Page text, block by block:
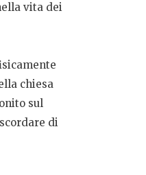
vita dei
chiesa
sul
di